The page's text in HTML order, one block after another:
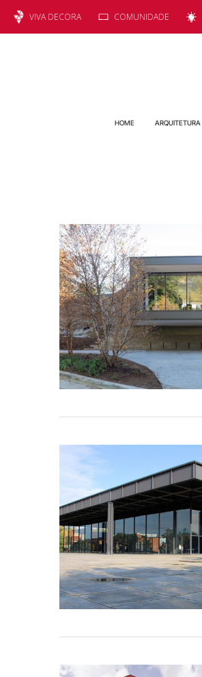
VIVA DECORA COMUNIDADE
HOME ARQUITETURA